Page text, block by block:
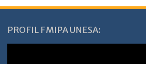
PROFIL FMIPA UNESA: